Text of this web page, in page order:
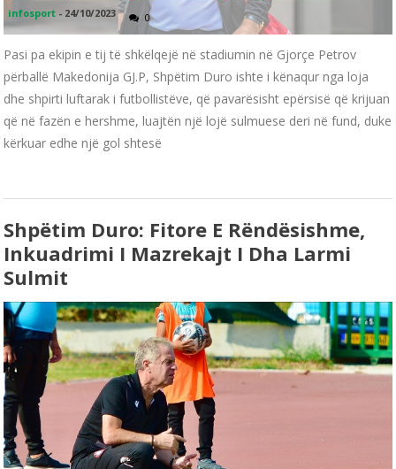
infosport - 24/10/2023 0
Pasi pa ekipin e tij të shkëlqejë në stadiumin në Gjorçe Petrov
përballë Makedonija GJ.P, Shpëtim Duro ishte i kënaqur nga loja
dhe shpirti luftarak i futbollistëve, që pavarësisht epërsisë që krijuan
që në fazën e hershme, luajtën një lojë sulmuese deri në fund, duke
kërkuar edhe një gol shtesë
Shpëtim Duro: Fitore E Rëndësishme,
Inkuadrimi I Mazrekajt I Dha Larmi
Sulmit